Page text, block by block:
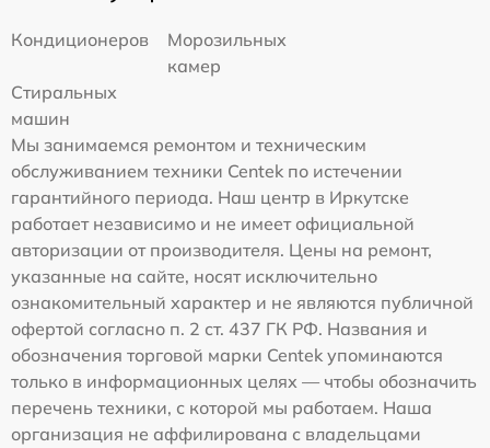
Кондиционеров
Морозильных
камер
Стиральных
машин
Мы занимаемся ремонтом и техническим
обслуживанием техники Centek по истечении
гарантийного периода. Наш центр в Иркутске
работает независимо и не имеет официальной
авторизации от производителя. Цены на ремонт,
указанные на сайте, носят исключительно
ознакомительный характер и не являются публичной
офертой согласно п. 2 ст. 437 ГК РФ. Названия и
обозначения торговой марки Centek упоминаются
только в информационных целях — чтобы обозначить
перечень техники, с которой мы работаем. Наша
организация не аффилирована с владельцами